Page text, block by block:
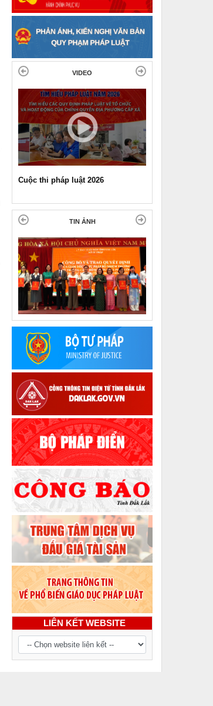
VIDEO
Pháp luật và đời sống ngày 11-11-
LIÊN KẾT WEBSITE